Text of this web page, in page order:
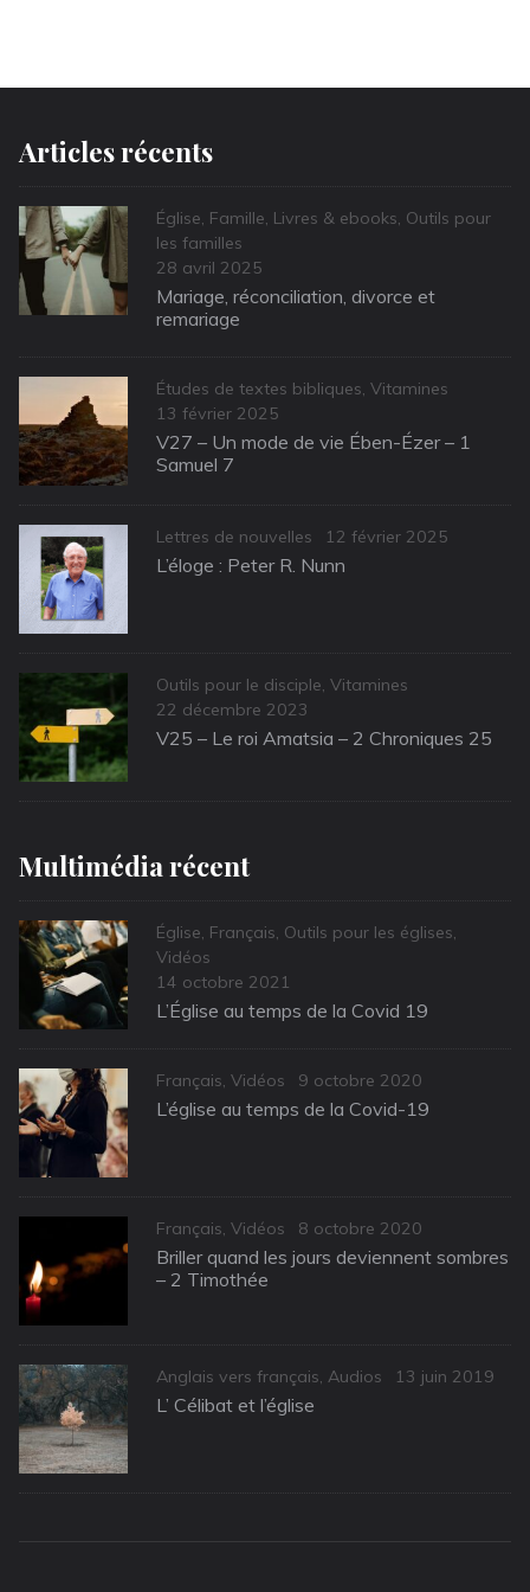
Articles récents
Categories
Église, Famille, Livres & ebooks, Outils pour
les familles
Posted
on
28 avril 2025
Mariage, réconciliation, divorce et
remariage
Categories
Études de textes bibliques, Vitamines
Posted
on
13 février 2025
V27 – Un mode de vie Ében-Ézer – 1
Samuel 7
Categories
Lettres de nouvelles
Posted
on
12 février 2025
L’éloge : Peter R. Nunn
Categories
Outils pour le disciple, Vitamines
Posted
on
22 décembre 2023
V25 – Le roi Amatsia – 2 Chroniques 25
Multimédia récent
Categories
Église, Français, Outils pour les églises,
Vidéos
Posted
on
14 octobre 2021
L’Église au temps de la Covid 19
Categories
Français, Vidéos
Posted
on
9 octobre 2020
L’église au temps de la Covid-19
Categories
Français, Vidéos
Posted
on
8 octobre 2020
Briller quand les jours deviennent sombres
– 2 Timothée
Categories
Anglais vers français, Audios
Posted
13 juin 2019
L’ Célibat et l’église